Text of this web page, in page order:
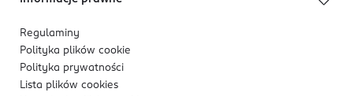
Regulaminy
Polityka plików cookie
Polityka prywatności
Lista plików cookies